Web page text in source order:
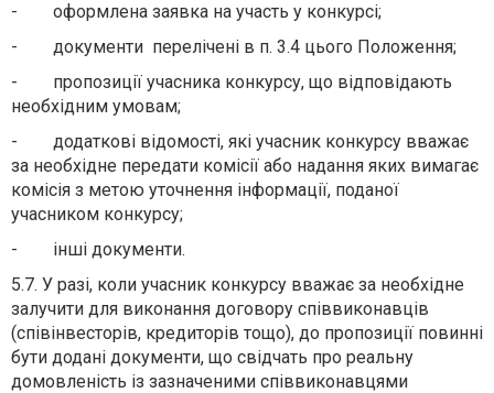
- оформлена заявка на участь у конкурсі;
- документи перелічені в п. 3.4 цього Положення;
- пропозиції учасника конкурсу, що відповідають
необхідним умовам;
- додаткові відомості, які учасник конкурсу вважає
за необхідне передати комісії або надання яких вимагає
комісія з метою уточнення інформації, поданої
учасником конкурсу;
- інші документи.
5.7. У разі, коли учасник конкурсу вважає за необхідне
залучити для виконання договору співвиконавців
(співінвесторів, кредиторів тощо), до пропозиції повинні
бути додані документи, що свідчать про реальну
домовленість із зазначеними співвиконавцями